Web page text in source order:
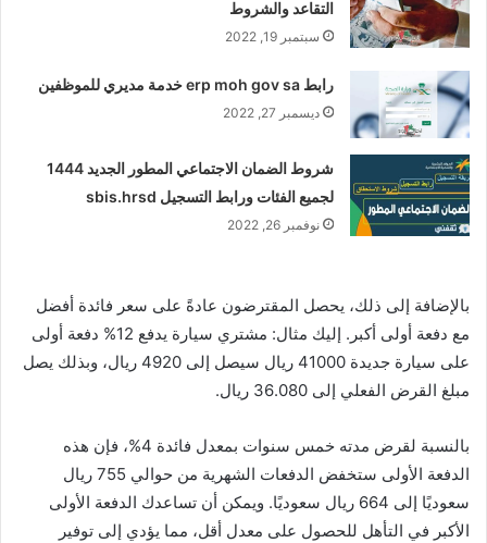
التقاعد والشروط
سبتمبر 19, 2022
رابط erp moh gov sa خدمة مديري للموظفين
ديسمبر 27, 2022
شروط الضمان الاجتماعي المطور الجديد 1444
لجميع الفئات ورابط التسجيل sbis.hrsd
نوفمبر 26, 2022
بالإضافة إلى ذلك، يحصل المقترضون عادةً على سعر فائدة أفضل
مع دفعة أولى أكبر. إليك مثال: مشتري سيارة يدفع 12% دفعة أولى
على سيارة جديدة 41000 ريال سيصل إلى 4920 ريال، وبذلك يصل
مبلغ القرض الفعلي إلى 36.080 ريال.
بالنسبة لقرض مدته خمس سنوات بمعدل فائدة 4%، فإن هذه
الدفعة الأولى ستخفض الدفعات الشهرية من حوالي 755 ريال
سعوديًا إلى 664 ريال سعوديًا. ويمكن أن تساعدك الدفعة الأولى
الأكبر في التأهل للحصول على معدل أقل، مما يؤدي إلى توفير